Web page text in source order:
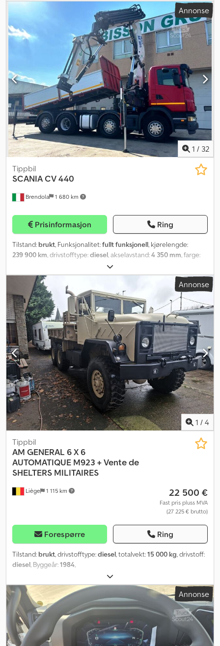
Annonse
1 / 32
Brendola 1 680 km
Tippbil
SCANIACV 440
Prisinformasjon Ring
Tilstand: brukt, Funksjonalitet:fullt funksjonell, kjørelengde:
239 900 km, drivstofftype:diesel, akselavstand:4 350 mm, farge:
, utslippsklasse:
Utstyr:aircondition, kran,
Annonse
1 / 4
Liège 1 115 km
Tippbil
AM GENERAL 6 X 6
AUTOMATIQUE M923 + Vente de
SHELTERS MILITAIRES
22 500 €
Fast pris pluss MVA
(27 225 € brutto)
Forespørre Ring
Tilstand: brukt, drivstofftype:diesel, totalvekt:15 000 kg, drivstoff:
diesel, Byggeår:1984,
Annonse